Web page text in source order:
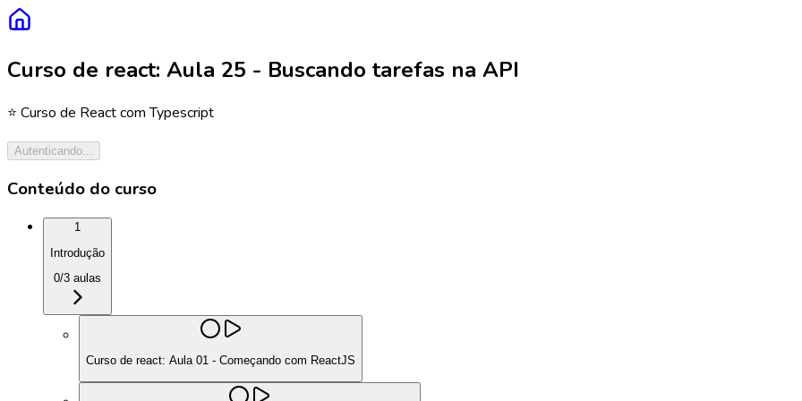
Curso de react: Aula 25 - Buscando tarefas na API
⭐️ Curso de React com Typescript
Autenticando...
Conteúdo do curso
1
Introdução
0/3 aulas
Curso de react: Aula 01 - Começando com ReactJS